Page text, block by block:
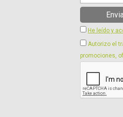
He leído y
Autorizo el
promociones,